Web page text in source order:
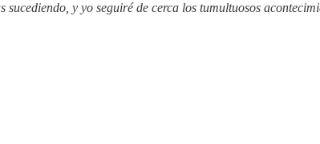
y yo seguiré de cerca los tumultuosos